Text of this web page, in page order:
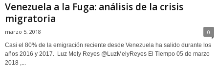
Venezuela a la Fuga: análisis de la crisis
migratoria
marzo 5, 2018 0
Casi el 80% de la emigración reciente desde Venezuela ha salido durante los
años 2016 y 2017. Luz Mely Reyes @LuzMelyReyes El Tiempo 05 de marzo
2018 ,...